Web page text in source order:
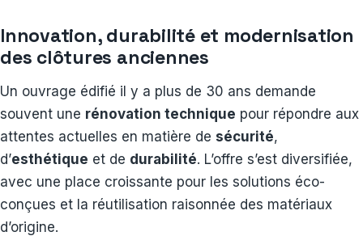
Innovation, durabilité et modernisation
des clôtures anciennes
Un ouvrage édifié il y a plus de 30 ans demande
souvent une rénovation technique pour répondre aux
attentes actuelles en matière de sécurité,
d’esthétique et de durabilité. L’offre s’est diversifiée,
avec une place croissante pour les solutions éco-
conçues et la réutilisation raisonnée des matériaux
d’origine.